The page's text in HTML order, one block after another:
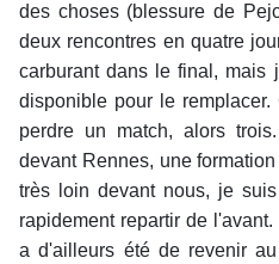
des choses (blessure de
deux rencontres en quatre
carburant dans le final, mais
disponible pour le
perdre un match, alors
devant Rennes, une
très loin devant nous, je
rapidement repartir de
a d'ailleurs été de revenir